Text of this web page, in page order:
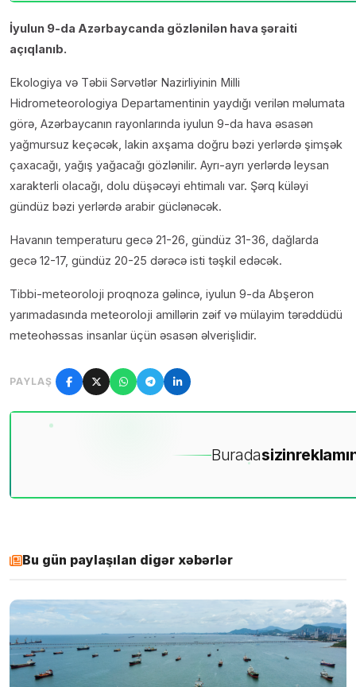
İyulun 9-da Azərbaycanda gözlənilən hava şəraiti
açıqlanıb.
Ekologiya və Təbii Sərvətlər Nazirliyinin Milli
Hidrometeorologiya Departamentinin yaydığı verilən məlumata
görə, Azərbaycanın rayonlarında iyulun 9-da hava əsasən
yağmursuz keçəcək, lakin axşama doğru bəzi yerlərdə şimşək
çaxacağı, yağış yağacağı gözlənilir. Ayrı-ayrı yerlərdə leysan
xarakterli olacağı, dolu düşəcəyi ehtimalı var. Şərq küləyi
gündüz bəzi yerlərdə arabir güclənəcək.
Havanın temperaturu gecə 21-26, gündüz 31-36, dağlarda
gecə 12-17, gündüz 20-25 dərəcə isti təşkil edəcək.
Tibbi-meteoroloji proqnoza gəlincə, iyulun 9-da Abşeron
yarımadasında meteoroloji amillərin zəif və mülayim tərəddüdü
meteohəssas insanlar üçün əsasən əlverişlidir.
PAYLAŞ
Buradasizin
Bu gün paylaşılan digər xəbərlər